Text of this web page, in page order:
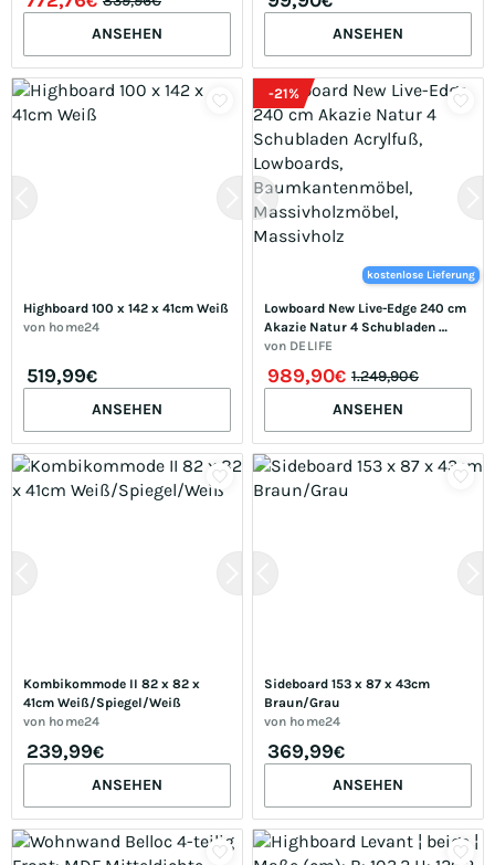
ANSEHEN
Aufsatzschränke
ANSEHEN
Highboard 100 x 142 x 41cm Weiß
von home24
519,99€
ANSEHEN
-21%
kostenlose Lieferung
Lowboard New Live-Edge 240 cm
Akazie Natur 4 Schubladen
Acrylfuß, Lowboards,
Massivholzmöbel, Massivholz
von DELIFE
989,90€ 1.249,90€
ANSEHEN
Kombikommode II 82 x 82 x
41cm Weiß/Spiegel/Weiß
von home24
239,99€
ANSEHEN
Sideboard 153 x 87 x 43cm
Braun/Grau
von home24
369,99€
ANSEHEN